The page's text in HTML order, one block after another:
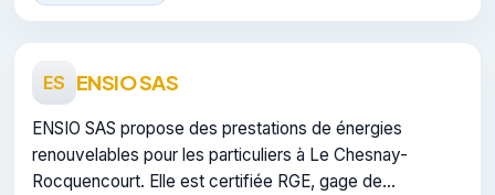
ES ENSIO SAS
ENSIO SAS propose des prestations de énergies
renouvelables pour les particuliers à Le Chesnay-
Rocquencourt. Elle est certifiée RGE, gage de